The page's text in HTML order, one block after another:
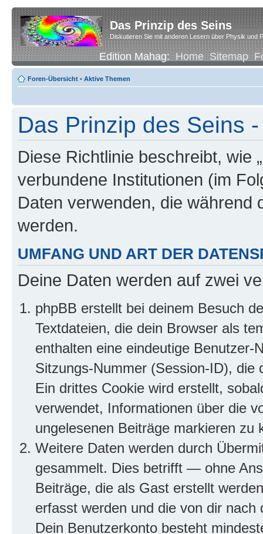
Das Prinzip des Seins
Diskutieren Sie mit anderen Lesern über Physik und
Edition Mahag:Home Sitemap
Foren-Übersicht • Aktive Themen
Das Prinzip des Seins
Diese Richtlinie beschreibt, wie
verbundene Institutionen (im
Daten verwenden, die während
werden.
UMFANG UND ART DER
Deine Daten werden auf zwei
phpBB erstellt bei deinem Besuch
Textdateien, die dein Browser als
enthalten eine eindeutige
Sitzungs-Nummer (Session-ID), die
Ein drittes Cookie wird erstellt,
verwendet, Informationen über die
ungelesenen Beiträge markieren zu
Weitere Daten werden durch
gesammelt. Dies betrifft — ohne
Beiträge, die als Gast erstellt
erfasst werden und die von dir
Dein Benutzerkonto besteht